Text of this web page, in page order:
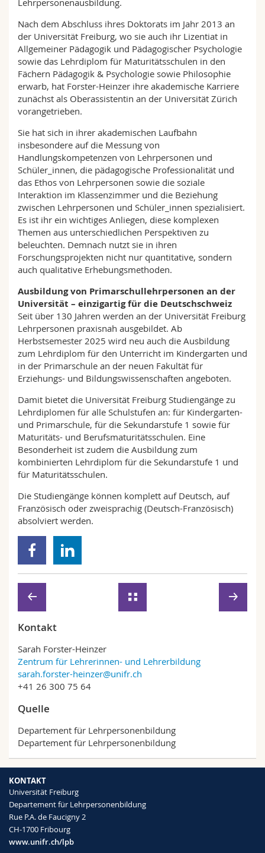
Lehrpersonenausbildung.
Nach dem Abschluss ihres Doktorats im Jahr 2013 an
der Universität Freiburg, wo sie auch ihr Lizentiat in
Allgemeiner Pädagogik und Pädagogischer Psychologie
sowie das Lehrdiplom für Maturitätsschulen in den
Fächern Pädagogik & Psychologie sowie Philosophie
erwarb, hat Forster-Heinzer ihre akademische Karriere
zunächst als Oberassistentin an der Universität Zürich
vorangetrieben.
Sie hat sich in ihrer akademischen Laufbahn
insbesondere auf die Messung von
Handlungskompetenzen von Lehrpersonen und
Schüler_innen, die pädagogische Professionalität und
das Ethos von Lehrpersonen sowie die soziale
Interaktion im Klassenzimmer und die Beziehung
zwischen Lehrpersonen und Schüler_innen spezialisiert.
Es ist ihr ein wichtiges Anliegen, diese komplexen
Themen aus unterschiedlichen Perspektiven zu
beleuchten. Demnach nutzt sie in ihren
Forschungsprojekten nicht nur quantitative, sondern
auch qualitative Erhebungsmethoden.
Ausbildung von Primarschullehrpersonen an der
Universität – einzigartig für die Deutschschweiz
Seit über 130 Jahren werden an der Universität Freiburg
Lehrpersonen praxisnah ausgebildet. Ab
Herbstsemester 2025 wird neu auch die Ausbildung
zum Lehrdiplom für den Unterricht im Kindergarten und
in der Primarschule an der neuen Fakultät für
Erziehungs- und Bildungswissenschaften angeboten.
Damit bietet die Universität Freiburg Studiengänge zu
Lehrdiplomen für alle Schulstufen an: für Kindergarten-
und Primarschule, für die Sekundarstufe 1 sowie für
Maturitäts- und Berufsmaturitätsschulen. Eine
Besonderheit ist zudem die Ausbildung zum
kombinierten Lehrdiplom für die Sekundarstufe 1 und
für Maturitätsschulen.
Die Studiengänge können komplett auf Deutsch, auf
Französisch oder zweisprachig (Deutsch-Französisch)
absolviert werden.
Kontakt
Sarah Forster-Heinzer
Zentrum für Lehrerinnen- und Lehrerbildung
sarah.forster-heinzer@unifr.ch
+41 26 300 75 64
Quelle
Departement für Lehrpersonenbildung
Departement für Lehrpersonenbildung
KONTAKT
Universität Freiburg
Departement für Lehrpersonenbildung
Rue P.A. de Faucigny 2
CH-1700 Fribourg
www.unifr.ch/lpb